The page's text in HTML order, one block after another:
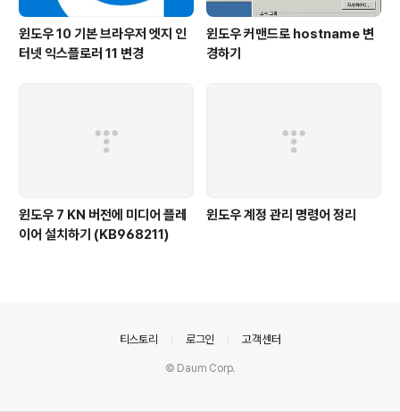
윈도우 10 기본 브라우저 엣지 인
터넷 익스플로러 11 변경
윈도우 커맨드로 hostname 변
경하기
윈도우 7 KN 버전에 미디어 플레
이어 설치하기 (KB968211)
윈도우 계정 관리 명령어 정리
티스토리 로그인 고객센터
© Daum Corp.